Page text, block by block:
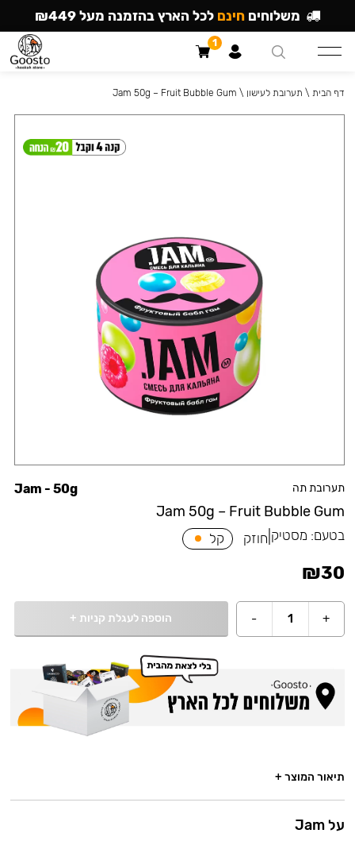
תערובת תה
Jam 50g – Fruit Bubble Gum
Jam - 50g
בטעם: מסטיק חוזק קל
₪30
+
1
- הוספה לעגלת קניות +
דף הבית \ תערובת לעישון \
Jam 50g – Fruit Bubble Gum
תיאור המוצר +
על Jam
משלוחים חינם לכל הארץ בהזמנה מעל ₪449
1